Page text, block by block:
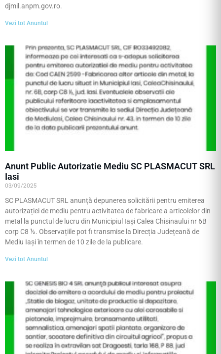
djmil.anpm.gov.ro.
Vezi tot Anuntul
Anunt Public Autorizatie Mediu SC PLASMACUT SRL
Iasi
03/09/2025
SC PLASMACUT SRL anunță depunerea solicitării pentru emiterea
autorizației de mediu pentru activitatea de fabricare a articolelor din
metal la punctul de lucru din Municipiul Iași Calea Chisinaului nr 6B
corp C8 ½. Observațiile pot fi transmise la Direcția Județeană de
Mediu Iași în termen de 10 zile de la publicare.
Vezi tot Anuntul